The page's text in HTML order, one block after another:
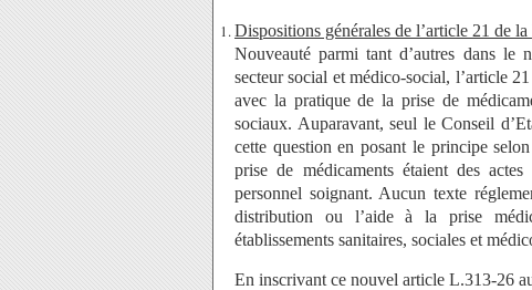
Dispositions générales de l’article 21 de la
Nouveauté parmi tant d’autres dans le
secteur social et médico-social, l’article
avec la pratique de la prise de
sociaux. Auparavant, seul le Conseil
cette question en posant le principe
prise de médicaments étaient des
personnel soignant. Aucun texte
distribution ou l’aide à la prise
établissements sanitaires, sociales et
En inscrivant ce nouvel article L.313-26